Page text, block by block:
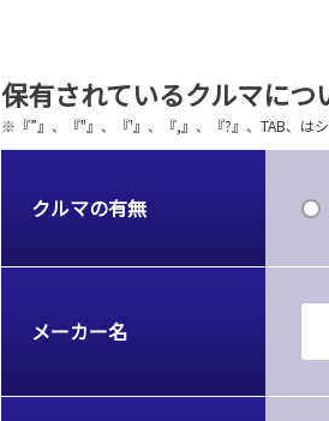
保有されているクルマにつ
※『”』、『"』、『'』、『,』、『?』、TAB、は
クルマの有無
メーカー名